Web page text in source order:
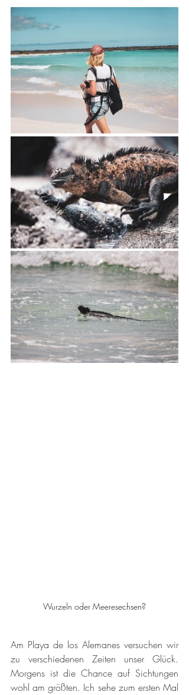
Wurzeln oder Meeresechsen?
Am Playa de los Alemanes versuchen wir
zu verschiedenen Zeiten unser Glück.
Morgens ist die Chance auf Sichtungen
wohl am größten. Ich sehe zum ersten Mal